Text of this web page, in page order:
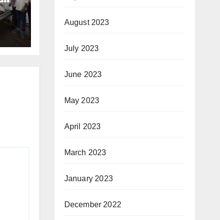
August 2023
July 2023
June 2023
May 2023
April 2023
March 2023
January 2023
December 2022